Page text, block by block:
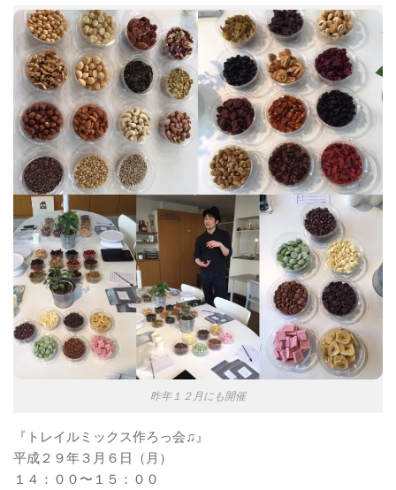
昨年１２月にも開催
『トレイルミックス作ろっ会♫』
平成２９年３月６日（月）
１４：００〜１５：００